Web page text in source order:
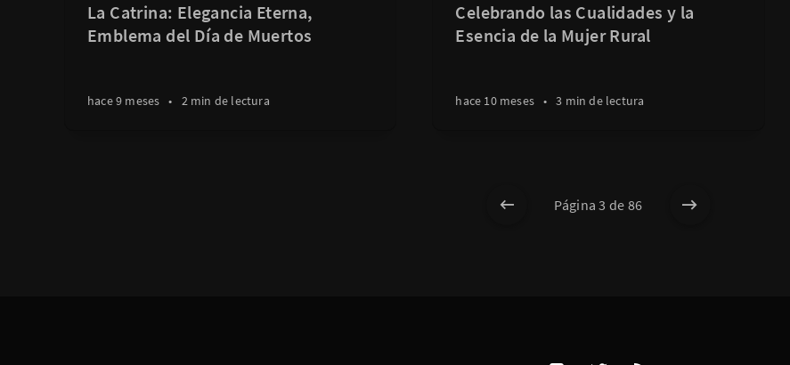
La Catrina: Elegancia Eterna,
Emblema del Día de Muertos
hace 9 meses • 2 min de lectura
Celebrando las Cualidades y la
Esencia de la Mujer Rural
hace 10 meses • 3 min de lectura
Página 3 de 86